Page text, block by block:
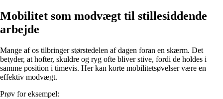
Mobilitet som modvægt til stillesiddende
arbejde
Mange af os tilbringer størstedelen af dagen foran en skærm. Det
betyder, at hofter, skuldre og ryg ofte bliver stive, fordi de holdes i
samme position i timevis. Her kan korte mobilitetsøvelser være en
effektiv modvægt.
Prøv for eksempel: